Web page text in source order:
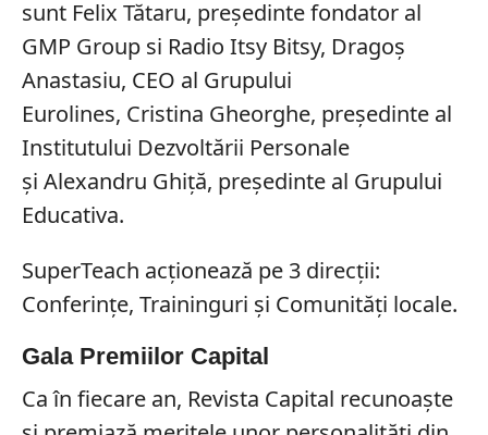
sunt Felix Tătaru, președinte fondator al
GMP Group si Radio Itsy Bitsy, Dragoș
Anastasiu, CEO al Grupului
Eurolines, Cristina Gheorghe, președinte al
Institutului Dezvoltării Personale
și Alexandru Ghiță, președinte al Grupului
Educativa.
SuperTeach acționează pe 3 direcții:
Conferințe, Traininguri și Comunități locale.
Gala Premiilor Capital
Ca în fiecare an, Revista Capital recunoaște